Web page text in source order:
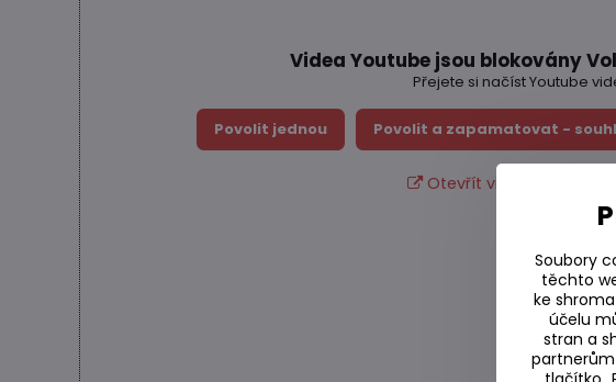
Videa Youtube jsou blokovány
Přejete si načíst Youtube
Povolit jednou Povolit a zapamatovat -
Otevřít video v novém
Soubory
těchto
ke
účelu
stran a
partnerům